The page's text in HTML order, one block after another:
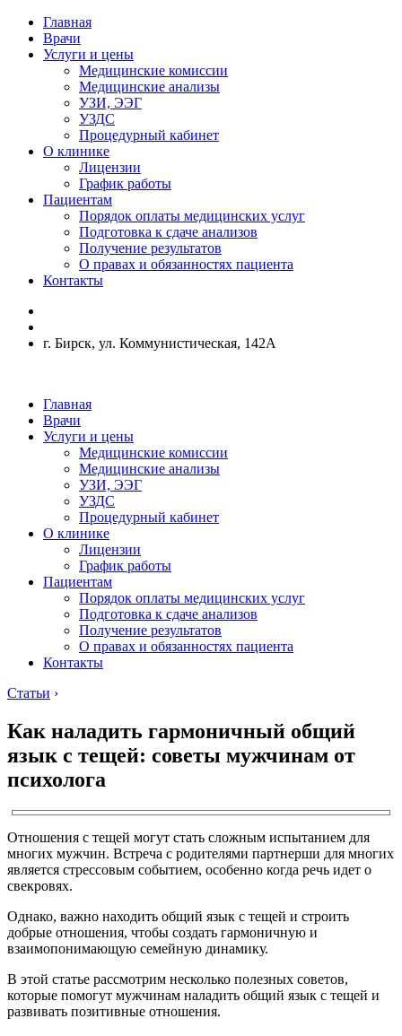
Главная
Врачи
Услуги и цены
Медицинские комиссии
Медицинские анализы
УЗИ, ЭЭГ
УЗДС
Процедурный кабинет
О клинике
Лицензии
График работы
Пациентам
Порядок оплаты медицинских услуг
Подготовка к сдаче анализов
Получение результатов
О правах и обязанностях пациента
Контакты
г. Бирск, ул. Коммунистическая, 142А
Главная
Врачи
Услуги и цены
Медицинские комиссии
Медицинские анализы
УЗИ, ЭЭГ
УЗДС
Процедурный кабинет
О клинике
Лицензии
График работы
Пациентам
Порядок оплаты медицинских услуг
Подготовка к сдаче анализов
Получение результатов
О правах и обязанностях пациента
Контакты
Статьи ›
Как наладить гармоничный общий
язык с тещей: советы мужчинам от
психолога
Отношения с тещей могут стать сложным испытанием для
многих мужчин. Встреча с родителями партнерши для многих
является стрессовым событием, особенно когда речь идет о
свекровях.
Однако, важно находить общий язык с тещей и строить
добрые отношения, чтобы создать гармоничную и
взаимопонимающую семейную динамику.
В этой статье рассмотрим несколько полезных советов,
которые помогут мужчинам наладить общий язык с тещей и
развивать позитивные отношения.